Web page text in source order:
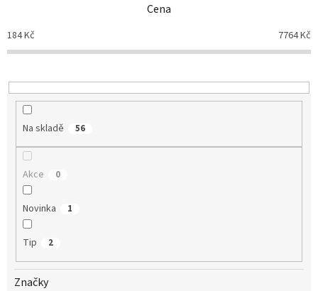
p
r
o
u
Cena
184Kč 7764Kč
Na skladě 56
Akce 0
Novinka 1
Tip 2
Značky